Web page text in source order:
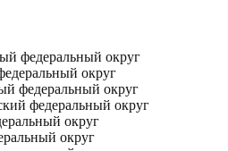
федеральный округ
округ
федеральный округ
федеральный округ
округ
округ